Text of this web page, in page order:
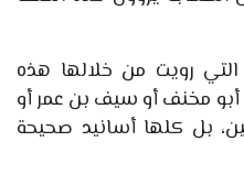
رويت من خلالها هذه
أبو مخنف أو سيف بن عمر أو
بل كلها أسانيد صحيحة